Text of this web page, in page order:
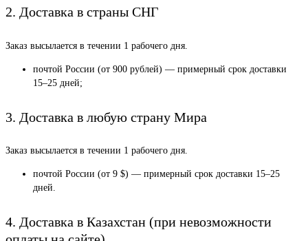
2. Доставка в страны СНГ
Заказ высылается в течении 1 рабочего дня.
почтой России (от 900 рублей) — примерный срок доставки
15–25 дней;
3. Доставка в любую страну Мира
Заказ высылается в течении 1 рабочего дня.
почтой России (от 9 $) — примерный срок доставки 15–25
дней.
4. Доставка в Казахстан (при невозможности